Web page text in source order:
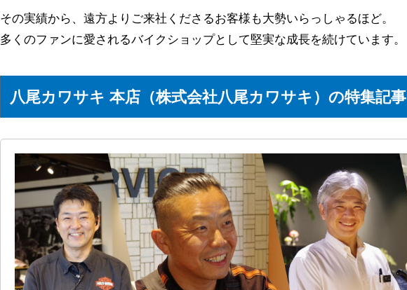
その実績から、遠方よりご来社くださるお客様も大勢いらっしゃるほど。
多くのファンに愛されるバイクショップとして堅実な成長を続けています。
八尾カワサキ 本店（株式会社八尾カワサキ）の特集記事